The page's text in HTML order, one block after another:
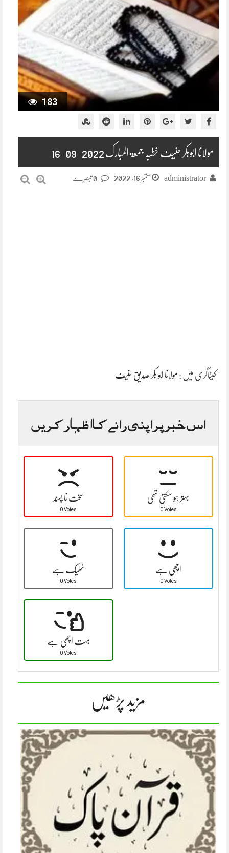
183
مولانا ابوبکر حنیف خطبہ جمعۃ المبارک 2022-09-16
administrator ستمبر 16, 2022
کیٹاگری میں : مولانا ابو بکر صدیق حنیف
اس خبر پر اپنی رائے کا اظہار کریں
سخت نا پسند
0 Votes
بہتر ہو سکتی تھی
0 Votes
ٹھیک ہے
0 Votes
اچھی ہے
0 Votes
بہت اچھی ہے
0 Votes
مزید پڑھیں